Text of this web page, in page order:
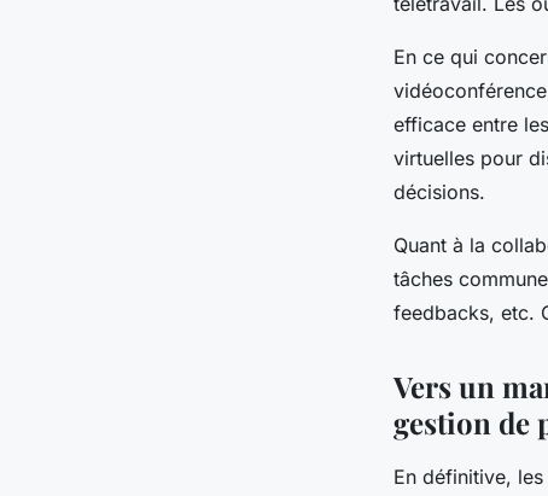
En ce qui
efficace entre
virtuelles pour
décisions.
Quant à la
tâches
feedbacks, etc.
Vers un
gestion de
En définitive,